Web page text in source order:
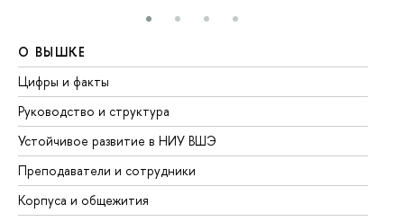
О ВЫШКЕ
Цифры и факты
Руководство и структура
Устойчивое развитие в НИУ ВШЭ
Преподаватели и сотрудники
Корпуса и общежития